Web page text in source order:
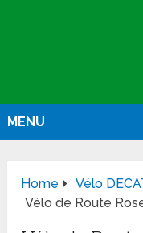
MENU
Home
Vélo
Vélo de Route